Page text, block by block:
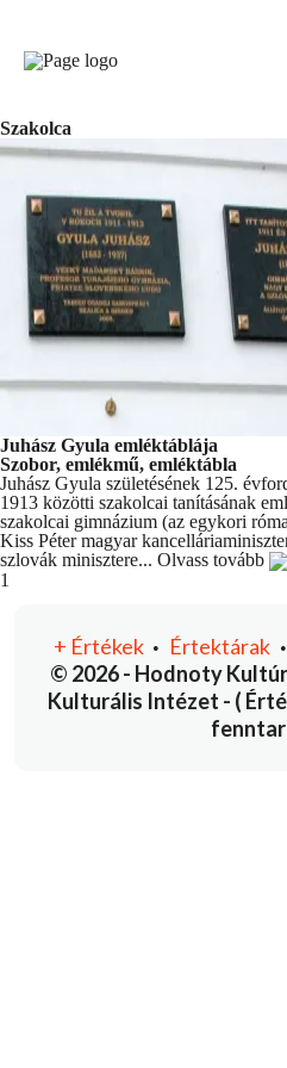
Szakolca
Juhász Gyula emléktáblája
Szobor, emlékmű, emléktábla
Juhász Gyula születésének 125.
1913 közötti szakolcai tanításának
szakolcai gimnázium (az egykori
Kiss Péter magyar
szlovák minisztere... Olvass tovább
You're currently reading page
1
© 2026 - Hodnoty
Kulturális Intézet - (
+ Értékek • Értektárak•